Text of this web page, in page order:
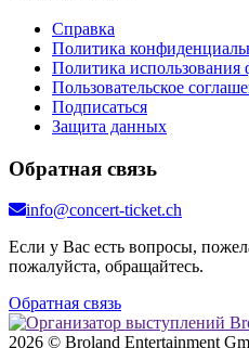
Справка
Политика
Политика использования
Пользовательское
Подписаться
Защита данных
Обратная связь
info@concert-ticket.ch
Если у Вас есть вопросы,
пожалуйста, обращайтесь.
Обратная связь
2026 © Broland Entertainment